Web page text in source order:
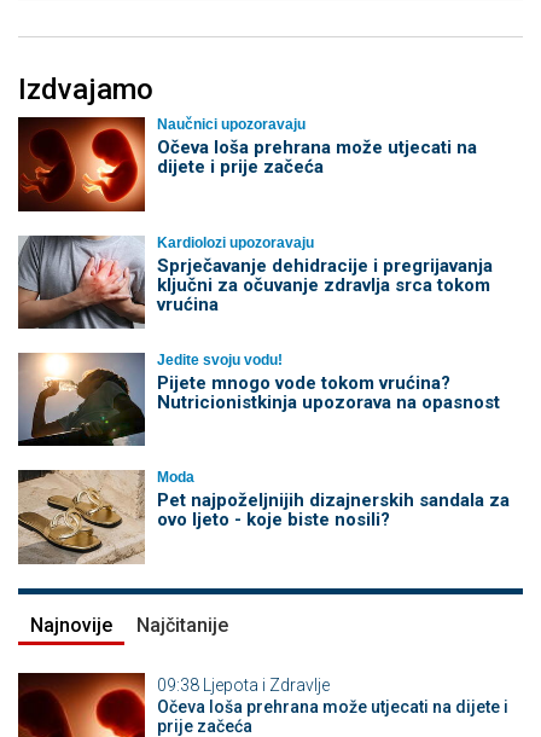
Izdvajamo
Naučnici upozoravaju
Očeva loša prehrana može utjecati na
dijete i prije začeća
Kardiolozi upozoravaju
Sprječavanje dehidracije i pregrijavanja
ključni za očuvanje zdravlja srca tokom
vrućina
Jedite svoju vodu!
Pijete mnogo vode tokom vrućina?
Nutricionistkinja upozorava na opasnost
Moda
Pet najpoželjnijih dizajnerskih sandala za
ovo ljeto - koje biste nosili?
Najnovije Najčitanije
09:38 Ljepota i Zdravlje
Očeva loša prehrana može utjecati na dijete i
prije začeća